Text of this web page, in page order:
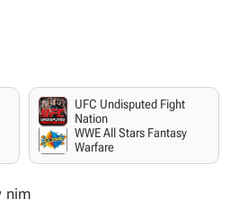
UFC Undisputed Fight
Nation
WWE All Stars Fantasy
Warfare
nim